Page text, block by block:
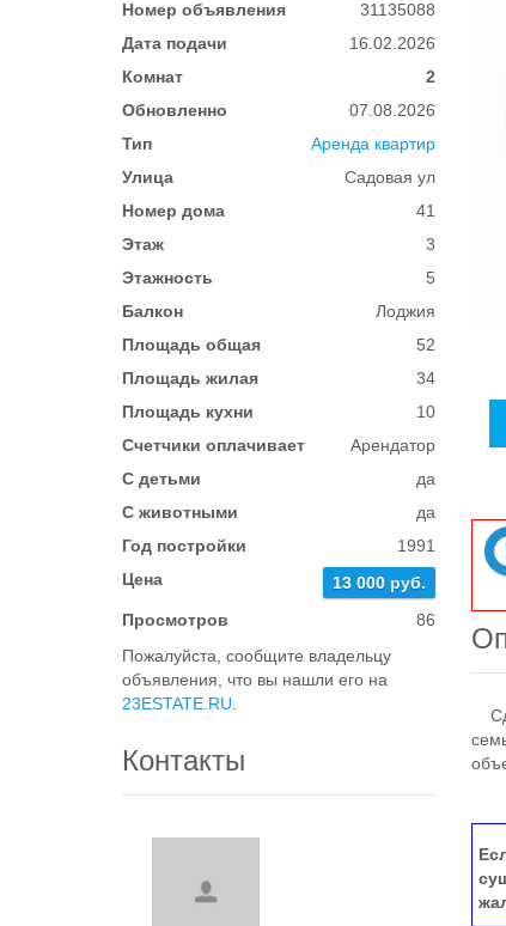
Номер объявления
31135088
Дата подачи
16.02.2026
Комнат
2
Обновленно
07.08.2026
Тип
Аренда квартир
Улица
Садовая ул
Номер дома
41
Этаж
3
Этажность
5
Балкон
Лоджия
Площадь общая
52
Площадь жилая
34
Площадь кухни
10
Счетчики оплачивает
Арендатор
С детьми
да
С животными
да
Год постройки
1991
Цена
13 000 руб.
Просмотров
86
Пожалуйста, сообщите владельцу
объявления, что вы нашли его на
23ESTATE.RU
Контакты